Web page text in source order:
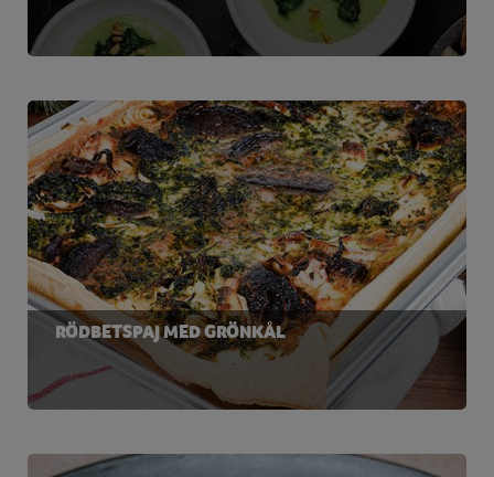
RÖDBETSPAJ MED GRÖNKÅL